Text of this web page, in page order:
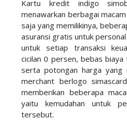
Kartu kredit indigo
menawarkan berbagai
saja yang memilikinya,
asuransi gratis untuk
untuk setiap transaksi
cicilan 0 persen, bebas biaya
serta potongan harga yang
merchant berlogo
memberikan beberapa
yaitu kemudahan untuk
tersebut.